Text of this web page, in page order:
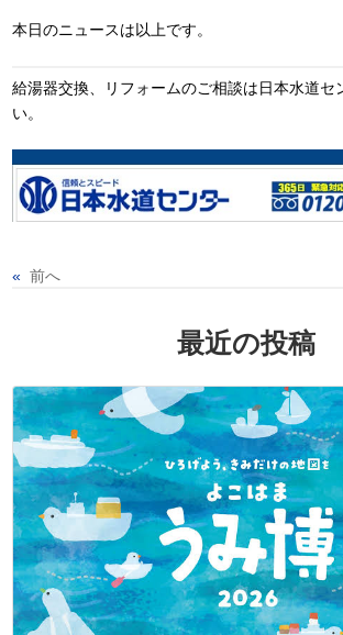
本日のニュースは以上です。
給湯器交換、リフォームのご相談は日本水道セ
い。
« 前へ
最近の投稿